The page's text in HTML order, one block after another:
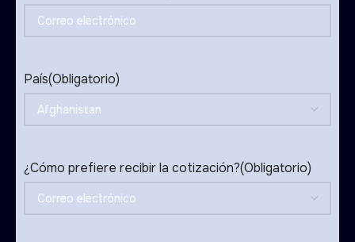
País(Obligatorio)
¿Cómo prefiere recibir la cotización?(Obligatorio)